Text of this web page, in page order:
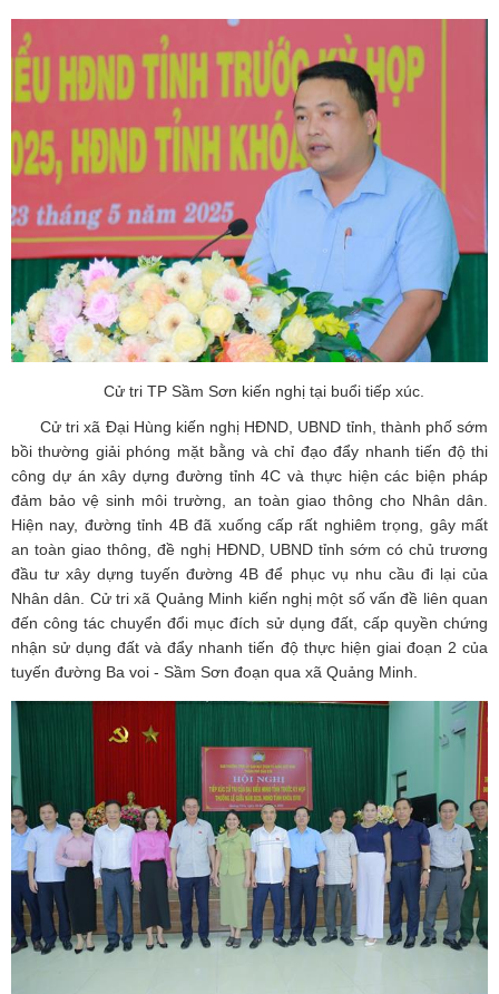
Cử tri TP Sầm Sơn kiến nghị tại buổi tiếp xúc.
Cử tri xã Đại Hùng kiến nghị HĐND, UBND tỉnh, thành phố sớm
bồi thường giải phóng mặt bằng và chỉ đạo đẩy nhanh tiến độ thi
công dự án xây dựng đường tỉnh 4C và thực hiện các biện pháp
đảm bảo vệ sinh môi trường, an toàn giao thông cho Nhân dân.
Hiện nay, đường tỉnh 4B đã xuống cấp rất nghiêm trọng, gây mất
an toàn giao thông, đề nghị HĐND, UBND tỉnh sớm có chủ trương
đầu tư xây dựng tuyến đường 4B để phục vụ nhu cầu đi lại của
Nhân dân. Cử tri xã Quảng Minh kiến nghị một số vấn đề liên quan
đến công tác chuyển đổi mục đích sử dụng đất, cấp quyền chứng
nhận sử dụng đất và đẩy nhanh tiến độ thực hiện giai đoạn 2 của
tuyến đường Ba voi - Sầm Sơn đoạn qua xã Quảng Minh.